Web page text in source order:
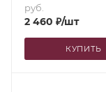
руб.
2 460 ₽/шт
КУПИТЬ